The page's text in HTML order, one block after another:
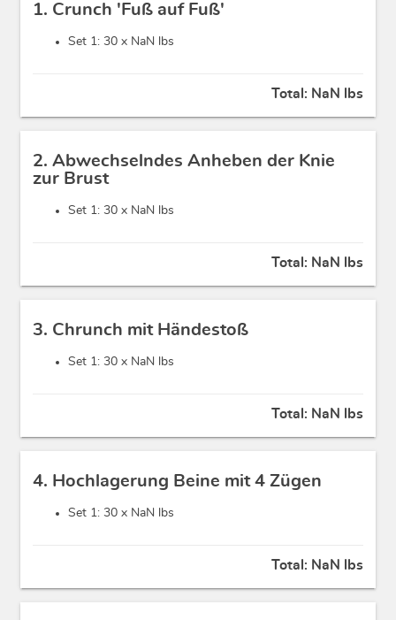
1. Crunch 'Fuß auf Fuß'
Set 1: 30 x NaN lbs
Total: NaN lbs
2. Abwechselndes Anheben der Knie
zur Brust
Set 1: 30 x NaN lbs
Total: NaN lbs
3. Chrunch mit Händestoß
Set 1: 30 x NaN lbs
Total: NaN lbs
4. Hochlagerung Beine mit 4 Zügen
Set 1: 30 x NaN lbs
Total: NaN lbs